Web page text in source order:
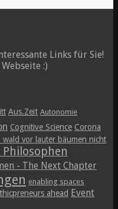
Links für Sie!
:)
Aus.Zeit Autonomie
Cognitive Science Corona
wald vor lauter bäumen nicht
Philosophen
- The Next Chapter
enabling spaces
ahead Event